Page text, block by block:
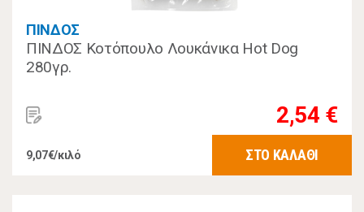
ΠΙΝΔΟΣ
ΠΙΝΔΟΣ Κοτόπουλο Λουκάνικα Hot Dog
280γρ.
2,54 €
9,07€/κιλό ΣΤΟ ΚΑΛΑΘΙ